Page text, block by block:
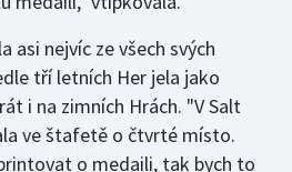
asi nejvíc ze všech svých
tří letních Her jela jako
i na zimních Hrách. "V Salt
ve štafetě o čtvrté místo.
o medaili, tak bych to